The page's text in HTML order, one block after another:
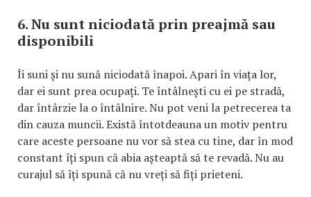
6. Nu sunt niciodată prin preajmă sau
disponibili
Îi suni și nu sună niciodată înapoi. Apari în viața lor,
dar ei sunt prea ocupați. Te întâlnești cu ei pe stradă,
dar întârzie la o întâlnire. Nu pot veni la petrecerea ta
din cauza muncii. Există întotdeauna un motiv pentru
care aceste persoane nu vor să stea cu tine, dar în mod
constant îți spun că abia așteaptă să te revadă. Nu au
curajul să îți spună că nu vreți să fiți prieteni.